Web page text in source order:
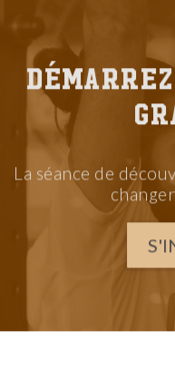
Démarrez
La séance de